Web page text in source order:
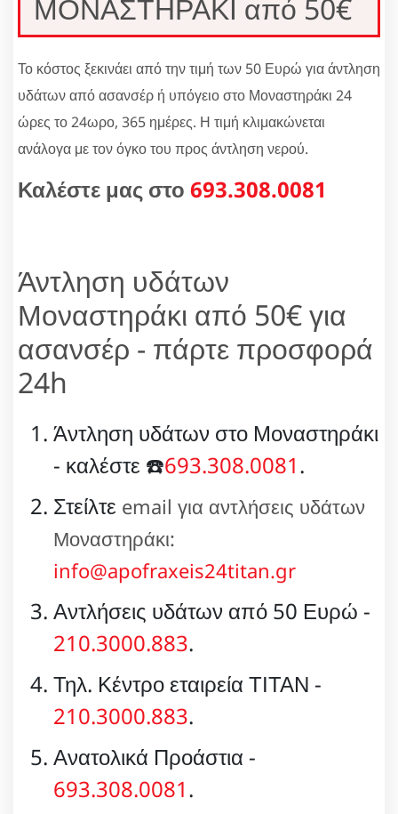
ΜΟΝΑΣΤΗΡΑΚΙ από 50€
Το κόστος ξεκινάει από την τιμή των 50 Ευρώ για άντληση
υδάτων από ασανσέρ ή υπόγειο στο Μοναστηράκι 24
ώρες το 24ωρο, 365 ημέρες. Η τιμή κλιμακώνεται
ανάλογα με τον όγκο του προς άντληση νερού.
Καλέστε μας στο 693.308.0081
Άντληση υδάτων
Μοναστηράκι από 50€ για
ασανσέρ - πάρτε προσφορά
24h
Άντληση υδάτων στο Μοναστηράκι
- καλέστε ☎️693.308.0081.
Στείλτε email για αντλήσεις υδάτων
Μοναστηράκι:
info@apofraxeis24titan.gr
Αντλήσεις υδάτων από 50 Ευρώ -
210.3000.883.
Τηλ. Κέντρο εταιρεία ΤΙΤΑΝ -
210.3000.883.
Ανατολικά Προάστια -
693.308.0081.